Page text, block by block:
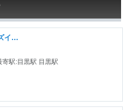
メゾン・デュ・ディズイット
寄駅:目黒駅 目黒駅